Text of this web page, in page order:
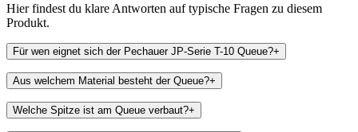
Hier findest du klare Antworten auf typische Fragen zu diesem
Produkt.
Für wen eignet sich der Pechauer JP-Serie T-10 Queue?+
Aus welchem Material besteht der Queue?+
Welche Spitze ist am Queue verbaut?+